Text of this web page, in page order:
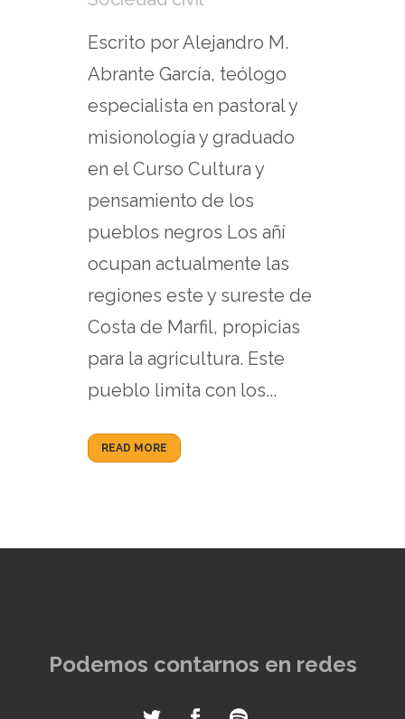
Escrito por Alejandro M.
Abrante García, teólogo
especialista en pastoral y
misionología y graduado
en el Curso Cultura y
pensamiento de los
pueblos negros Los añí
ocupan actualmente las
regiones este y sureste de
Costa de Marfil, propicias
para la agricultura. Este
pueblo limita con los...
READ MORE
Podemos contarnos en redes